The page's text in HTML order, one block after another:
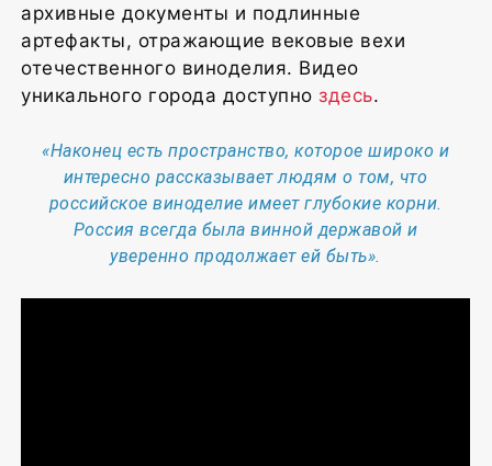
архивные документы и подлинные
артефакты, отражающие вековые вехи
отечественного виноделия. Видео
уникального города доступно здесь.
«Наконец есть пространство, которое широко и
интересно рассказывает людям о том, что
российское виноделие имеет глубокие корни.
Россия всегда была винной державой и
уверенно продолжает ей быть».